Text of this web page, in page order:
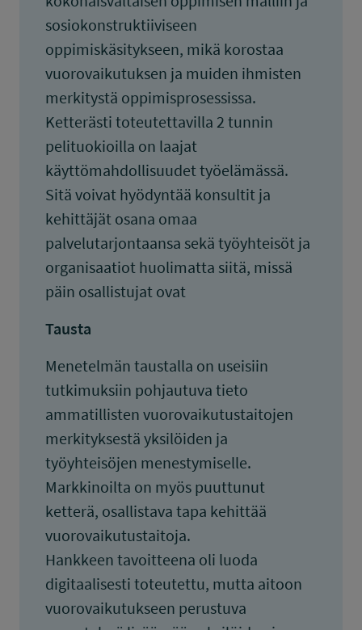
sosiokonstruktiiviseen
oppimiskäsitykseen, mikä korostaa
vuorovaikutuksen ja muiden ihmisten
merkitystä oppimisprosessissa.
Ketterästi toteutettavilla 2 tunnin
pelituokioilla on laajat
käyttömahdollisuudet työelämässä.
Sitä voivat hyödyntää konsultit ja
kehittäjät osana omaa
palvelutarjontaansa sekä työyhteisöt ja
organisaatiot huolimatta siitä, missä
päin osallistujat ovat
Tausta
Menetelmän taustalla on useisiin
tutkimuksiin pohjautuva tieto
ammatillisten vuorovaikutustaitojen
merkityksestä yksilöiden ja
työyhteisöjen menestymiselle.
Markkinoilta on myös puuttunut
ketterä, osallistava tapa kehittää
vuorovaikutustaitoja.
Hankkeen tavoitteena oli luoda
digitaalisesti toteutettu, mutta aitoon
vuorovaikutukseen perustuva